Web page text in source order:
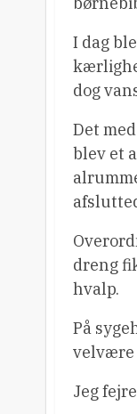
I dag
dog
Det
blev et
dreng
hvalp.
På
velvære
Jeg